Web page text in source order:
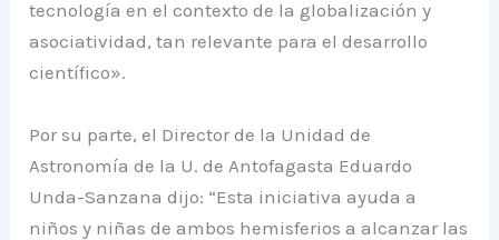
tecnología en el contexto de la globalización y
asociatividad, tan relevante para el desarrollo
científico».
Por su parte, el Director de la Unidad de
Astronomía de la U. de Antofagasta Eduardo
Unda-Sanzana dijo: “Esta iniciativa ayuda a
niños y niñas de ambos hemisferios a alcanzar las